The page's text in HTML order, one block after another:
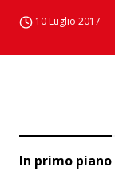
10 Luglio 2017
In primo piano